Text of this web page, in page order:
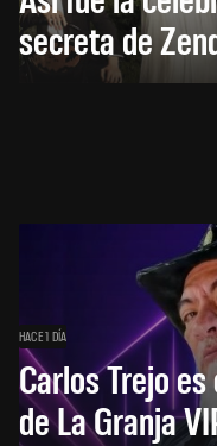
secreta de
HACE 1 DÍA
Carlos Trejo
de La Granja